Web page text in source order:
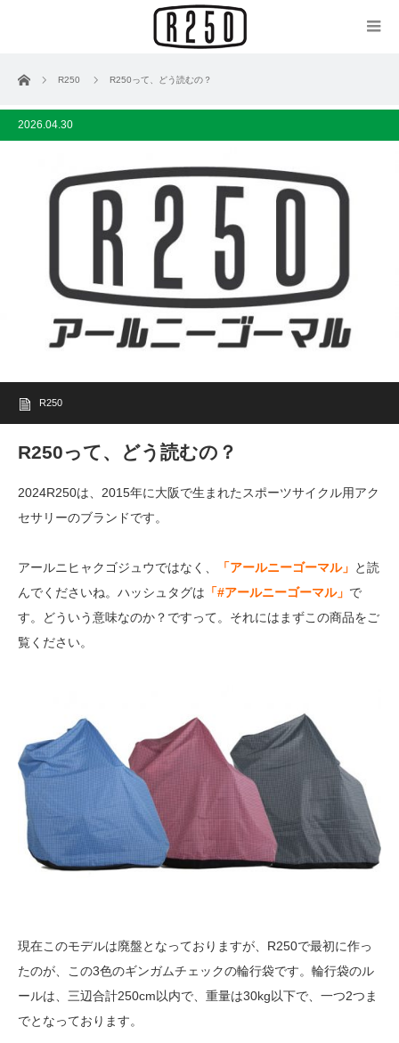
ホーム R250 R250って、どう読むの？
2026.04.30
R250
R250って、どう読むの？
2024R250は、2015年に大阪で生まれたスポーツサイクル用アク
セサリーのブランドです。
アールニヒャクゴジュウではなく、 「アールニーゴーマル」 と読
んでくださいね。ハッシュタグは 「#アールニーゴーマル」 で
す。どういう意味なのか？ですって。それにはまずこの商品をご
覧ください。
現在このモデルは廃盤となっておりますが、R250で最初に作っ
たのが、この3色のギンガムチェックの輪行袋です。輪行袋のル
ールは、三辺合計250cm以内で、重量は30kg以下で、一つ2つま
でとなっております。